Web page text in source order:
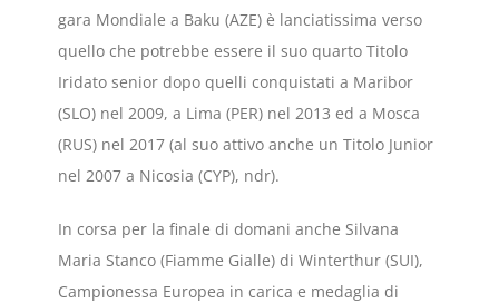
gara Mondiale a Baku (AZE) è lanciatissima verso
quello che potrebbe essere il suo quarto Titolo
Iridato senior dopo quelli conquistati a Maribor
(SLO) nel 2009, a Lima (PER) nel 2013 ed a Mosca
(RUS) nel 2017 (al suo attivo anche un Titolo Junior
nel 2007 a Nicosia (CYP), ndr).
In corsa per la finale di domani anche Silvana
Maria Stanco (Fiamme Gialle) di Winterthur (SUI),
Campionessa Europea in carica e medaglia di